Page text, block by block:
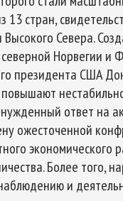
13 стран,
Высокого Севера.
Норвегии
президента США
ответ на
ожесточенной
экономического
Более того,
и